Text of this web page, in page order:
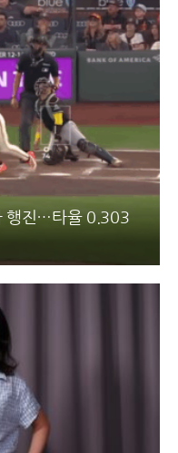
행진…타율 0.303